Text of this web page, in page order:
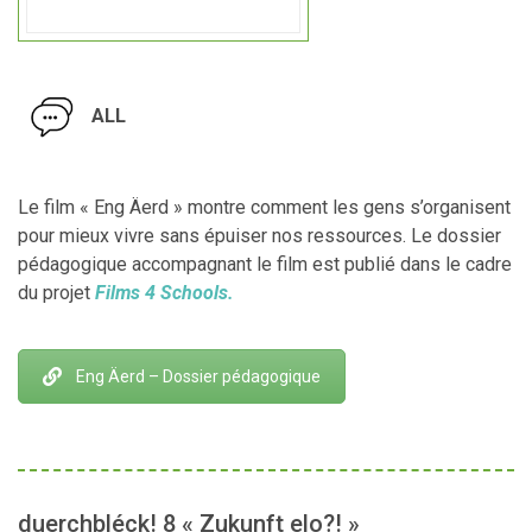
ALL
Le film « Eng Äerd » montre comment les gens s’organisent
pour mieux vivre sans épuiser nos ressources. Le dossier
pédagogique accompagnant le film est publié dans le cadre
du projet Films 4 Schools.
Eng Äerd – Dossier pédagogique
duerchbléck! 8 « Zukunft elo?! »